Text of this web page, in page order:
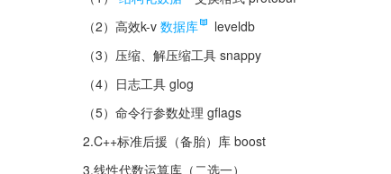
（2）高效k-v 数据库
leveldb
（3）压缩、解压缩工具 snappy
（4）日志工具 glog
（5）命令行参数处理 gflags
2.C++标准后援（备胎）库 boost
3.线性代数运算库（二选一）